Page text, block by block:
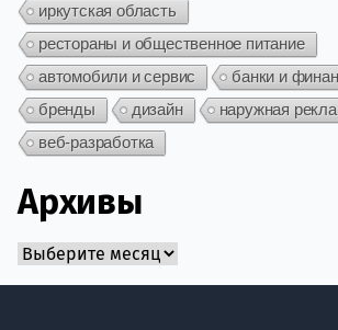
иркутская область
рестораны и общественное питание
автомобили и сервис
банки и
бренды
дизайн наружная
веб-разработка
Архивы
Архивы